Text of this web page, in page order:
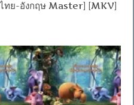
ทย-อังกฤษ Master] [MKV]